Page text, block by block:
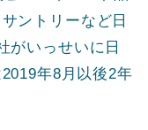
ントリーなど日
がいっせいに日
年8月以後2年